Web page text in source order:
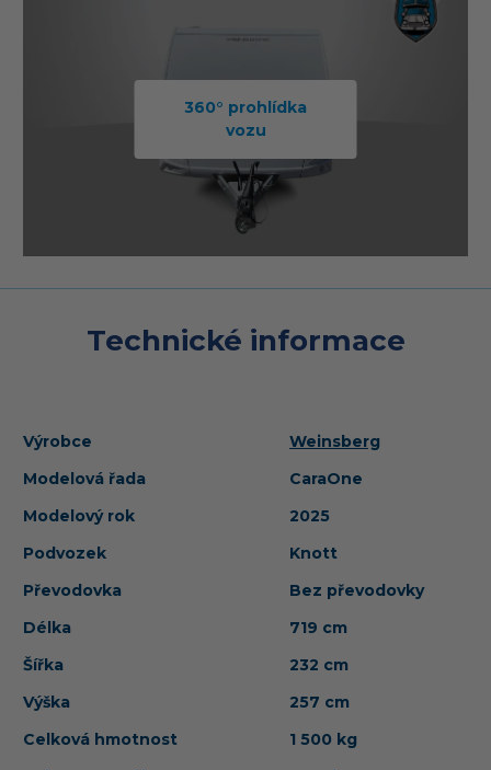
360° prohlídka
vozu
Technické informace
Výrobce
Weinsberg
Modelová řada
CaraOne
Modelový rok
2025
Podvozek
Knott
Převodovka
Bez převodovky
Délka
719 cm
Šířka
232 cm
Výška
257 cm
Celková hmotnost
1 500 kg